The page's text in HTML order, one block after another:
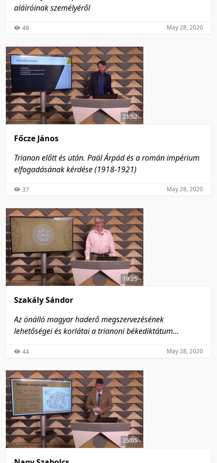
aláíróinak személyéről
48 May 28, 2020
21:52
Főcze János
Trianon előtt és után. Paál Árpád és a román impérium
elfogadásának kérdése (1918-1921)
37 May 28, 2020
19:25
Szakály Sándor
Az önálló magyar haderő megszervezésének
lehetőségei és korlátai a trianoni békediktátum
44 May 28, 2020
25:05